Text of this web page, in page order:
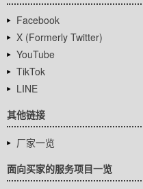
Facebook
X (Formerly Twitter)
YouTube
TikTok
LINE
其他链接
厂家一览
面向买家的服务项目一览